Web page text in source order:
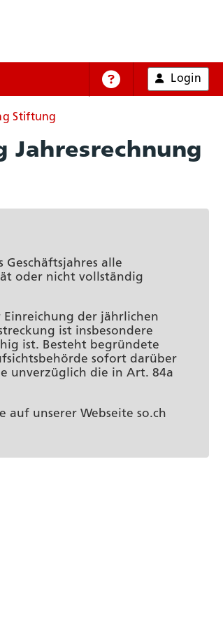
Online-Hilfe
Login
Stiftung
Jahresrechnung